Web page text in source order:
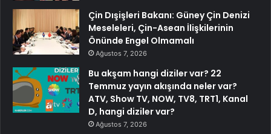
Çin Dışişleri Bakanı: Güney Çin Denizi
Meseleleri, Çin-Asean İlişkilerinin
Önünde Engel Olmamalı
Ağustos 7, 2026
Bu akşam hangi diziler var? 22
Temmuz yayın akışında neler var?
ATV, Show TV, NOW, TV8, TRT1, Kanal
D, hangi diziler var?
Ağustos 7, 2026